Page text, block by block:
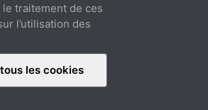
traitement de ces
l’utilisation des
les cookies